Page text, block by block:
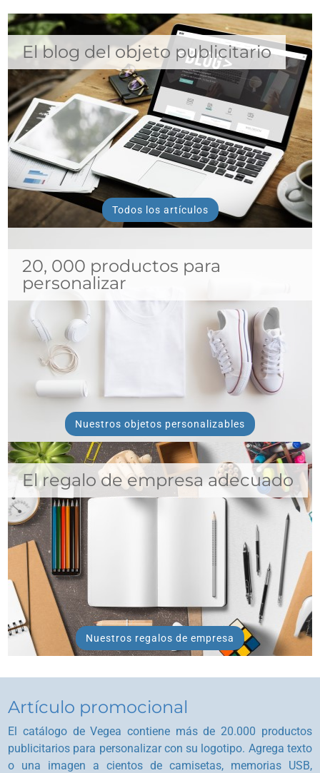
El blog del objeto publicitario
Todos los artículos
20, 000 productos para
personalizar
Nuestros objetos personalizables
El regalo de empresa adecuado
Nuestros regalos de empresa
Artículo promocional
El catálogo de Vegea contiene más de 20.000 productos
publicitarios para personalizar con su logotipo. Agrega texto
o una imagen a cientos de camisetas, memorias USB,